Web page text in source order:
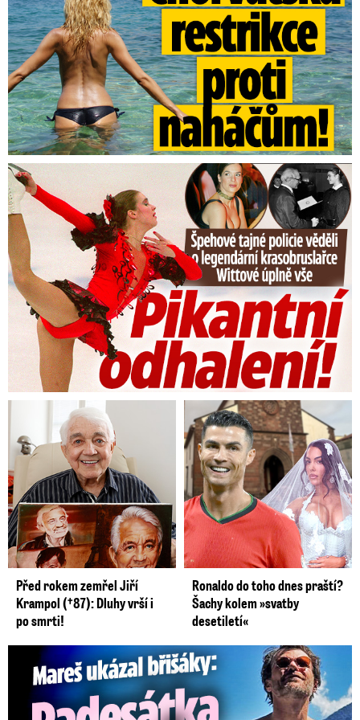
Tajná policie špehovala krasobruslařku Wittovou: Pikantní ...
Před rokem zemřel Jiří
Krampol (†87): Dluhy vrší i
po smrti!
Ronaldo do toho dnes praští?
Šachy kolem »svatby
desetiletí«
Mareš v dokonalé formě ukázal břišáky: Padesátka není znát